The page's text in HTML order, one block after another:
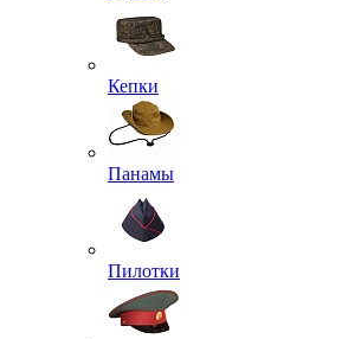
Кепки
Панамы
Пилотки